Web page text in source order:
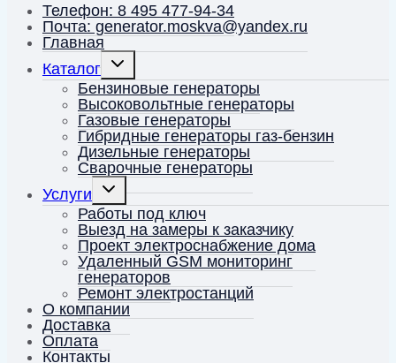
Телефон: 8 495 477-94-34
Почта: generator.moskva@yandex.ru
Главная
Каталог
Переключить
меню
Бензиновые генераторы
Высоковольтные генераторы
Газовые генераторы
Гибридные генераторы газ-бензин
Дизельные генераторы
Сварочные генераторы
Услуги
Переключить
дочернее
меню
Работы под ключ
Выезд на замеры к заказчику
Проект электроснабжение дома
Удаленный GSM мониторинг
генераторов
Ремонт электростанций
О компании
Доставка
Оплата
Контакты